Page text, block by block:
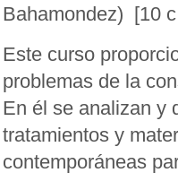
Bahamondez) [10
Este curso
problemas de la
En él se analizan y
tratamientos y
contemporáneas